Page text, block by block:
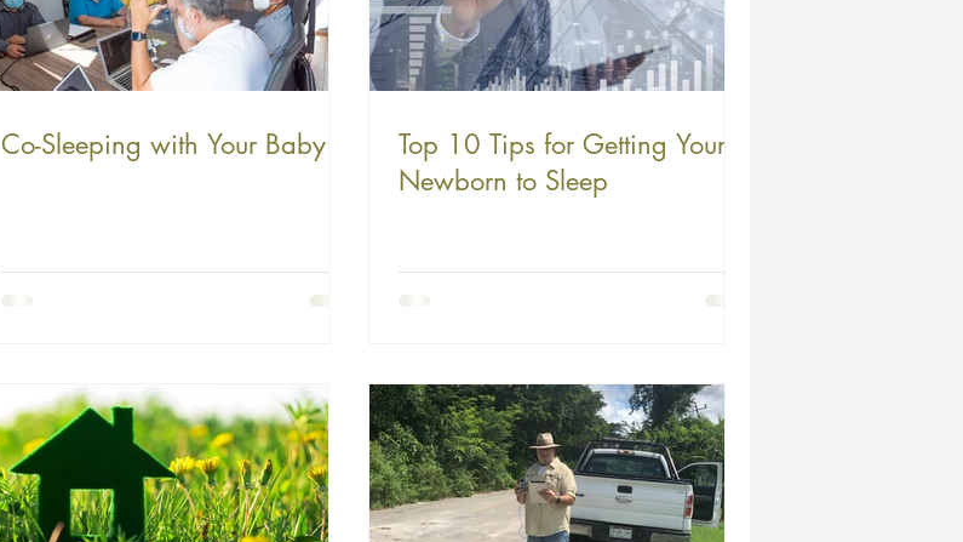
Co-Sleeping with Your Baby
Top 10 Tips for Getting Your
Newborn to Sleep